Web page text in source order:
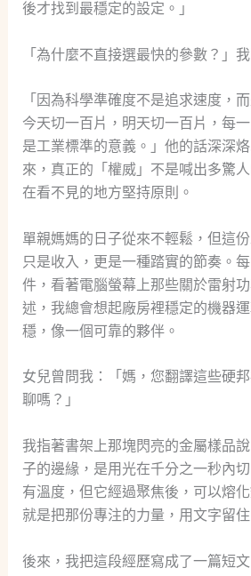
後才找到最穩定的設定。」
「為什麼不直接選最快的參數？」我
「因為科學準確度不是追求速度，
今天切一百片，明天切一百片，每
是工業標準的意義。」他的話深深
來，真正的「權威」不是喊出多驚
在看不見的地方堅持原則。
單親媽媽的日子從來不輕鬆，但這
只是收入，更是一種踏實的節奏。
件，看著電腦螢幕上那些關於雷射
述，我總會想起廠房裡穩定的機器
穩，像一個可靠的夥伴。
女兒曾問我：「媽，您翻譯這些硬
聊嗎？」
我指著書架上那塊閃亮的金屬樣品
子的邊緣，是用光在千分之一秒內
有溫度，但它經過聚焦後，可以熔
就是把那份專注的力量，用文字留住
後來，我把這段經歷寫成了一篇短